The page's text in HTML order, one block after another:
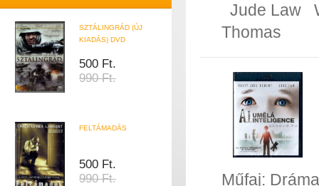
SZTÁLINGRÁD (ÚJ
KIADÁS) DVD
500 Ft.
990 Ft.
FELTÁMADÁS
500 Ft.
990 Ft.
Jude Law
Thomas
Műfaj: Dráma